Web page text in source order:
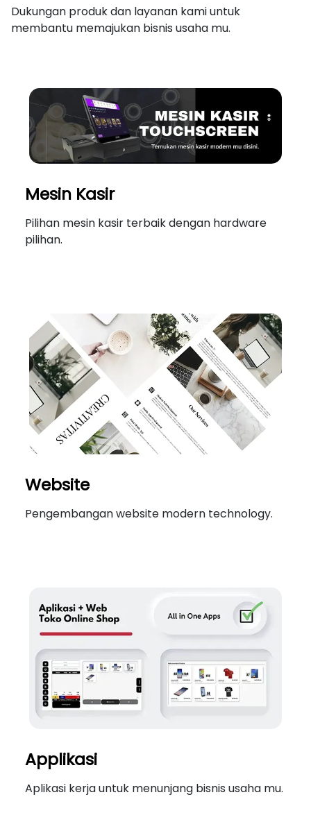
Dukungan produk dan layanan kami untuk
membantu memajukan bisnis usaha mu.
Mesin Kasir
Pilihan mesin kasir terbaik dengan hardware
pilihan.
Website
Pengembangan website modern technology.
Applikasi
Aplikasi kerja untuk menunjang bisnis usaha mu.